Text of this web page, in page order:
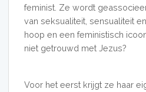
feminist. Ze wordt
van seksualiteit, sensualiteit
hoop en een feministisch
niet getrouwd met Jezus?
Voor het eerst krijgt ze haar